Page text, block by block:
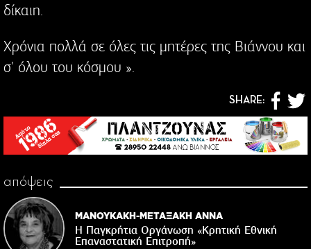
δίκαιη.
Χρόνια πολλά σε όλες τις μητέρες της Βιάννου και
σ' όλου του κόσμου ».
SHARE:
απόψεις
ΜΑΝΟΥΚΑΚΗ-ΜΕΤΑΞΑΚΗ ΑΝΝΑ
Η Παγκρήτια Οργάνωση «Κρητική Εθνική
Επαναστατική Eπιτροπή»